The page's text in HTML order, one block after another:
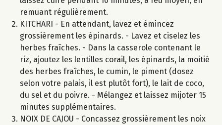
remuant régulièrement.
KITCHARI - En attendant, lavez et émincez
grossièrement les épinards. - Lavez et ciselez les
herbes fraîches. - Dans la casserole contenant le
riz, ajoutez les lentilles corail, les épinards, la moitié
des herbes fraîches, le cumin, le piment (dosez
selon votre palais, il est plutôt fort), le lait de coco,
du sel et du poivre. - Mélangez et laissez mijoter 15
minutes supplémentaires.
NOIX DE CAJOU - Concassez grossièrement les noix